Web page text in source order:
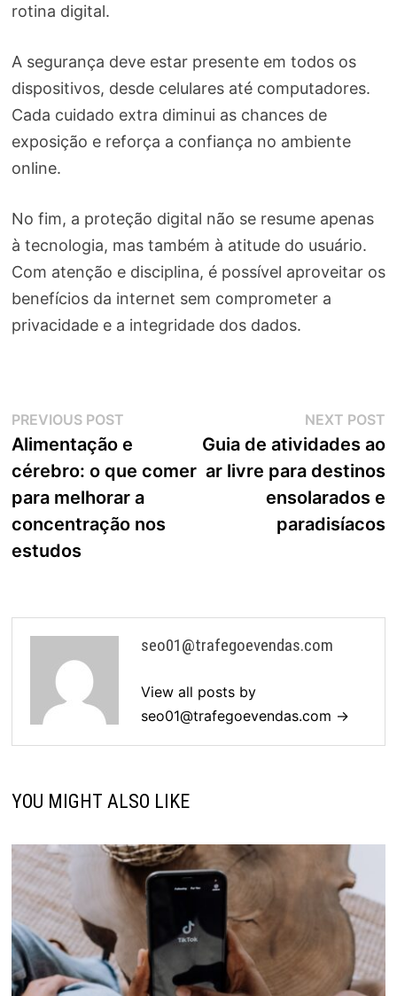
rotina digital.
A segurança deve estar presente em todos os
dispositivos, desde celulares até computadores.
Cada cuidado extra diminui as chances de
exposição e reforça a confiança no ambiente
online.
No fim, a proteção digital não se resume apenas
à tecnologia, mas também à atitude do usuário.
Com atenção e disciplina, é possível aproveitar os
benefícios da internet sem comprometer a
privacidade e a integridade dos dados.
Navegação
de
Post
PREVIOUS POSTPrevious
post:
Alimentação e
cérebro: o que comer
para melhorar a
concentração nos
estudos
NEXT POST
Guia de atividades ao
ar livre para destinos
ensolarados e
paradisíacos
seo01@trafegoevendas.com
View all posts by
seo01@trafegoevendas.com →
YOU MIGHT ALSO LIKE